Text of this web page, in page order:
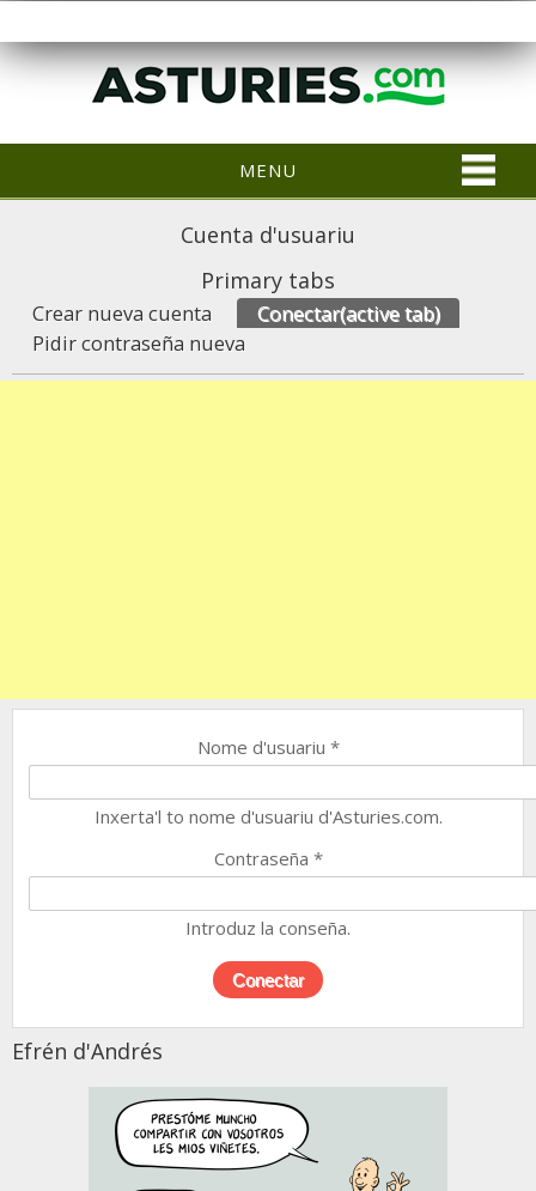
MENU
Cuenta d'usuariu
Primary tabs
Crear nueva cuenta Conectar(active tab)
Pidir contraseña nueva
Nome d'usuariu *
Inxerta'l to nome d'usuariu d'Asturies.com.
Contraseña *
Introduz la conseña.
Efrén d'Andrés